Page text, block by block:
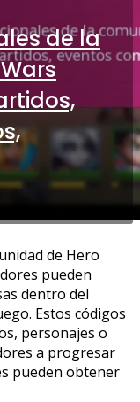
de la
de Hero
pueden
dentro del
Estos códigos
personajes o
a progresar
pueden obtener